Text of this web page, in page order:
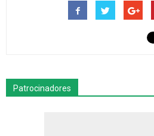
Patrocinadores